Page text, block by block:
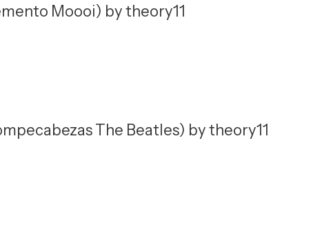
Moooi) by theory11
The Beatles) by theory11